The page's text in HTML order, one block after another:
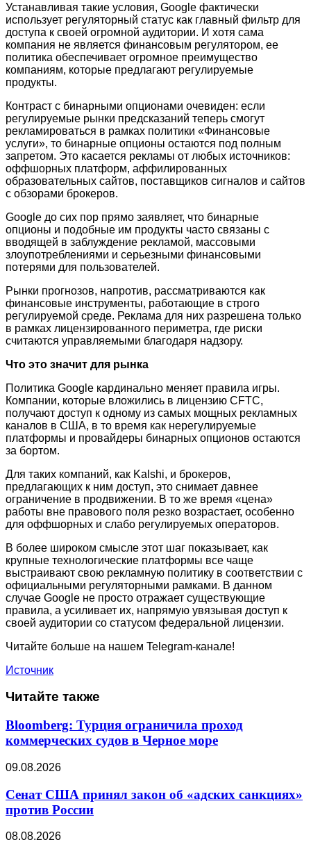
Устанавливая такие условия, Google фактически
использует регуляторный статус как главный фильтр для
доступа к своей огромной аудитории. И хотя сама
компания не является финансовым регулятором, ее
политика обеспечивает огромное преимущество
компаниям, которые предлагают регулируемые
продукты.
Контраст с бинарными опционами очевиден: если
регулируемые рынки предсказаний теперь смогут
рекламироваться в рамках политики «Финансовые
услуги», то бинарные опционы остаются под полным
запретом. Это касается рекламы от любых источников:
оффшорных платформ, аффилированных
образовательных сайтов, поставщиков сигналов и сайтов
с обзорами брокеров.
Google до сих пор прямо заявляет, что бинарные
опционы и подобные им продукты часто связаны с
вводящей в заблуждение рекламой, массовыми
злоупотреблениями и серьезными финансовыми
потерями для пользователей.
Рынки прогнозов, напротив, рассматриваются как
финансовые инструменты, работающие в строго
регулируемой среде. Реклама для них разрешена только
в рамках лицензированного периметра, где риски
считаются управляемыми благодаря надзору.
Что это значит для рынка
Политика Google кардинально меняет правила игры.
Компании, которые вложились в лицензию CFTC,
получают доступ к одному из самых мощных рекламных
каналов в США, в то время как нерегулируемые
платформы и провайдеры бинарных опционов остаются
за бортом.
Для таких компаний, как Kalshi, и брокеров,
предлагающих к ним доступ, это снимает давнее
ограничение в продвижении. В то же время «цена»
работы вне правового поля резко возрастает, особенно
для оффшорных и слабо регулируемых операторов.
В более широком смысле этот шаг показывает, как
крупные технологические платформы все чаще
выстраивают свою рекламную политику в соответствии с
официальными регуляторными рамками. В данном
случае Google не просто отражает существующие
правила, а усиливает их, напрямую увязывая доступ к
своей аудитории со статусом федеральной лицензии.
Читайте больше на нашем Telegram-канале!
Источник
Читайте также
Bloomberg: Турция ограничила проход
коммерческих судов в Черное море
09.08.2026
Сенат США принял закон об «адских санкциях»
против России
08.08.2026